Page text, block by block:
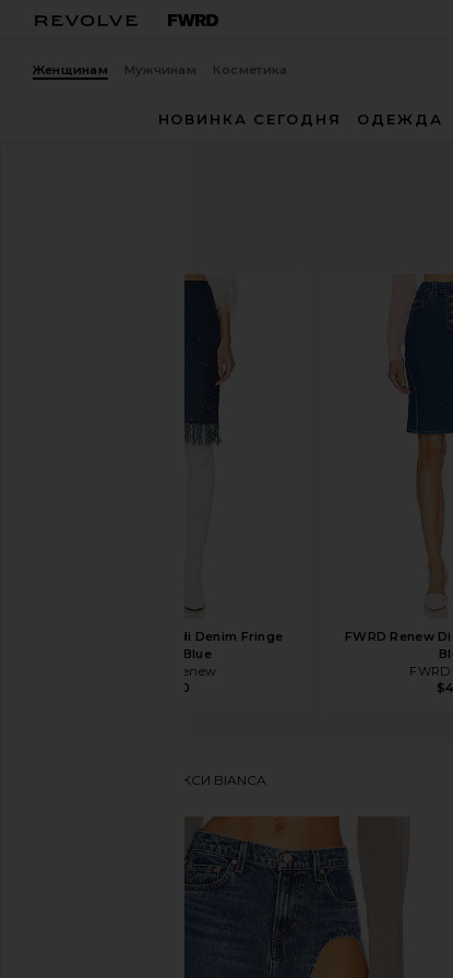
Женщинам Мужчинам Косметика
НОВИНКА СЕГОДНЯ ОДЕЖДА
FWRD Renew Fendi Denim Fringe
Skirt in Blue
FWRD Renew
$450
FWRD Renew
ЮБКА МАКСИ BIANCA
избранноеGRLFRND Blanca Maxi Skirt in Crissy